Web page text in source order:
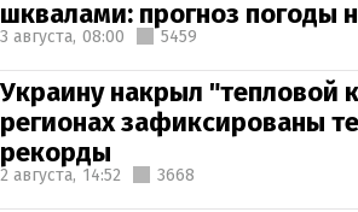
шквалами: прогноз погоды
3 августа, 08:00 5459
Украину накрыл "тепловой
регионах зафиксированы
рекорды
2 августа, 14:52 3668